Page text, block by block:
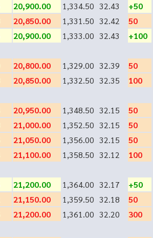
20,900.00 1,334.50 32.43
+50
20,850.00 1,331.50 32.42
50
20,900.00 1,333.00 32.43
+100
20,800.00 1,329.00 32.39
50
20,850.00 1,332.50 32.35
100
20,950.00 1,348.50 32.15
50
21,000.00 1,352.50 32.15
50
21,050.00 1,356.00 32.15
50
21,100.00 1,358.50 32.12
100
21,200.00 1,364.00 32.17
+50
21,150.00 1,359.50 32.18
50
21,200.00 1,361.00 32.20
300